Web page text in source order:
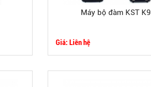
Máy bộ đàm KST K9
Giá: Liên hệ